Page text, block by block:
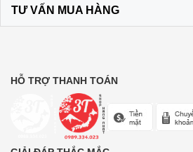
Trà lúa non
TƯ VẤN MUA HÀNG
HỖ TRỢ THANH TOÁN